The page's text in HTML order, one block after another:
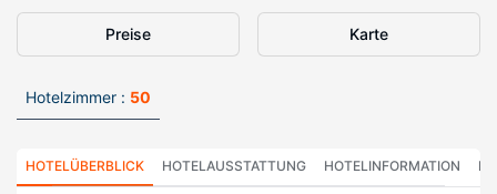
Preise Karte
Hotelzimmer : 50
HOTELÜBERBLICK HOTELAUSSTATTUNG HOTELINFORMATION